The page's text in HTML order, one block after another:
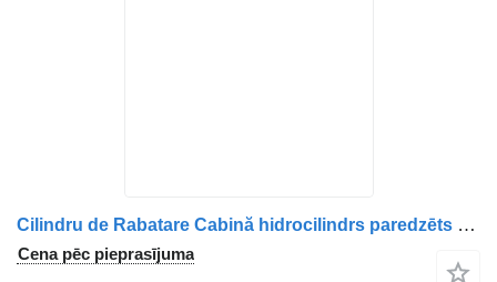
Cilindru de Rabatare Cabină hidrocilindrs paredzēts MAN – Piese Originale 81417236123, 81417236137, 85417236009, 85417236029 kravas automašīnas
Cena pēc pieprasījuma